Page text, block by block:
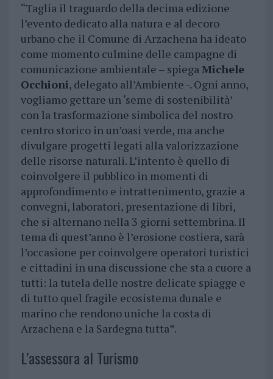
“Taglia il traguardo della decima edizione
l’evento dedicato alla natura e al decoro
urbano che il Comune di Arzachena ha ideato
come momento culmine delle campagne di
comunicazione ambientale – spiegaMichele
Occhioni, delegato all’Ambiente -. Ogni anno,
vogliamo gettare un ‘seme di sostenibilità’
con la trasformazione simbolica del nostro
centro storico in un’oasi verde, ma anche
divulgare progetti legati alla valorizzazione
delle risorse naturali. L’intento è quello di
coinvolgere il pubblico in momenti di
approfondimento e intrattenimento, grazie a
convegni, laboratori, presentazione di libri,
che si alternano nella 3 giorni settembrina. Il
tema di quest’anno è l’erosione costiera, sarà
l’occasione per coinvolgere operatori turistici
e cittadini in una discussione che sta a cuore a
tutti: la tutela delle nostre delicate spiagge e
di tutto quel fragile ecosistema dunale e
marino che rendono uniche la costa di
Arzachena e la Sardegna tutta”.
L’assessora al Turismo